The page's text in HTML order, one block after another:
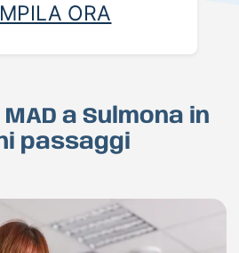
ORA
a Sulmona in
passaggi